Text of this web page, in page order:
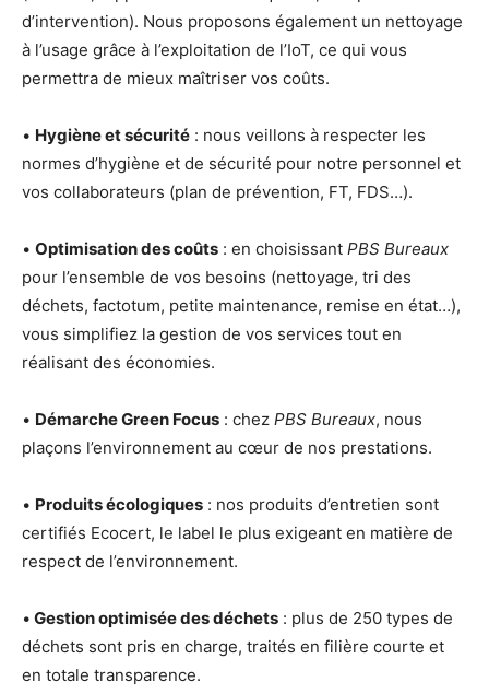
d’intervention). Nous proposons également un nettoyage
à l’usage grâce à l’exploitation de l’IoT, ce qui vous
permettra de mieux maîtriser vos coûts.
• Hygiène et sécurité : nous veillons à respecter les
normes d’hygiène et de sécurité pour notre personnel et
vos collaborateurs (plan de prévention, FT, FDS…).
• Optimisation des coûts : en choisissant PBS Bureaux
pour l’ensemble de vos besoins (nettoyage, tri des
déchets, factotum, petite maintenance, remise en état…),
vous simplifiez la gestion de vos services tout en
réalisant des économies.
• Démarche Green Focus : chez PBS Bureaux, nous
plaçons l’environnement au cœur de nos prestations.
• Produits écologiques : nos produits d’entretien sont
certifiés Ecocert, le label le plus exigeant en matière de
respect de l’environnement.
• Gestion optimisée des déchets : plus de 250 types de
déchets sont pris en charge, traités en filière courte et
en totale transparence.